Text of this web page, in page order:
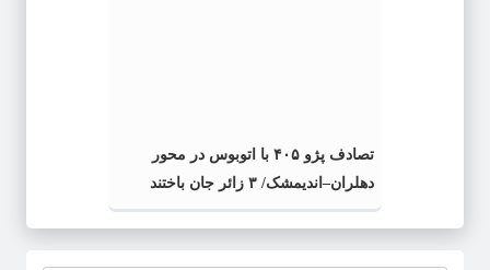
تصادف پژو ۴۰۵ با اتوبوس در محور
دهلران–اندیمشک/ ۳ زائر جان باختند